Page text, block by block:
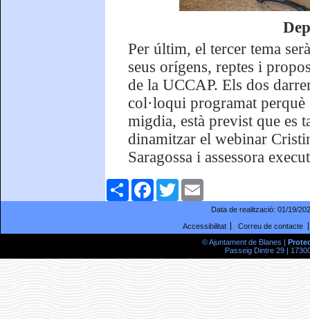
Per últim, el tercer tema
seus orígens, reptes i
de la UCCAP. Els dos
col·loqui programat
migdia, està previst que es
dinamitzar el webinar
Saragossa i assessora
ComparteixFacebookTwitter
Data de realització: 01/19/
Accessibilitat
Correu de contacte
© Ajuntament de Blanes |
Passeig Dintre 29 |